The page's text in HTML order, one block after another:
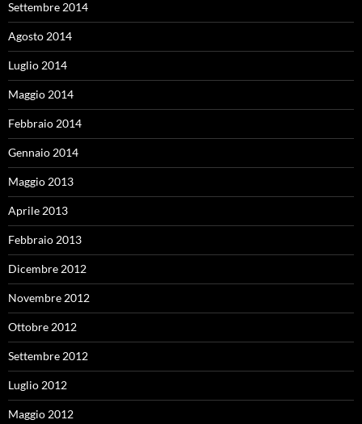
Settembre 2014
Agosto 2014
Luglio 2014
Maggio 2014
Febbraio 2014
Gennaio 2014
Maggio 2013
Aprile 2013
Febbraio 2013
Dicembre 2012
Novembre 2012
Ottobre 2012
Settembre 2012
Luglio 2012
Maggio 2012